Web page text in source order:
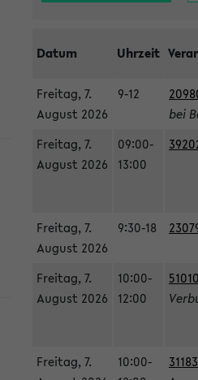
Datum Uhrzeit
Freitag, 7.
August 2026
9-12
bei
Freitag, 7.
August 2026
09:00-
13:00
Freitag, 7.
August 2026
9:30-18
Freitag, 7.
August 2026
10:00-
12:00
Freitag, 7.
10:00-